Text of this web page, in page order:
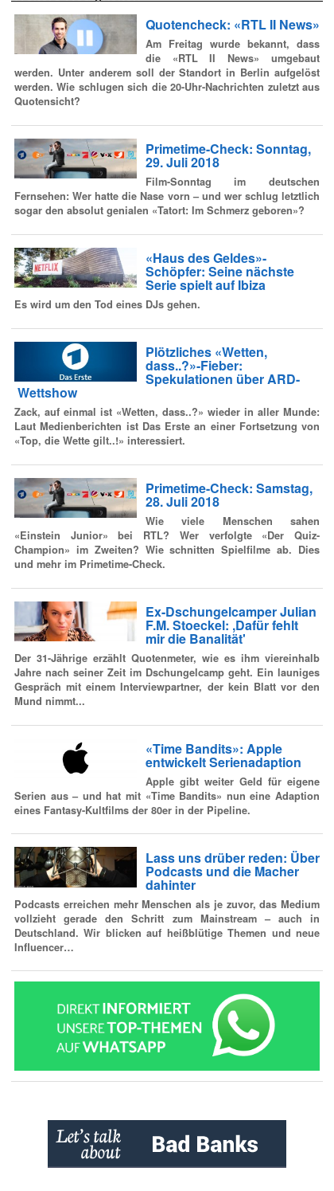
Quotencheck: «RTL II News»
Am Freitag wurde bekannt, dass
die «RTL II News» umgebaut
werden. Unter anderem soll der Standort in Berlin aufgelöst
werden. Wie schlugen sich die 20-Uhr-Nachrichten zuletzt aus
Quotensicht?
Primetime-Check: Sonntag,
29. Juli 2018
Film-Sonntag im deutschen
Fernsehen: Wer hatte die Nase vorn – und wer schlug letztlich
sogar den absolut genialen «Tatort: Im Schmerz geboren»?
«Haus des Geldes»-
Schöpfer: Seine nächste
Serie spielt auf Ibiza
Es wird um den Tod eines DJs gehen.
Plötzliches «Wetten,
dass..?»-Fieber:
Spekulationen über ARD-
Wettshow
Zack, auf einmal ist «Wetten, dass..?» wieder in aller Munde:
Laut Medienberichten ist Das Erste an einer Fortsetzung von
«Top, die Wette gilt..!» interessiert.
Primetime-Check: Samstag,
28. Juli 2018
Wie viele Menschen sahen
«Einstein Junior» bei RTL? Wer verfolgte «Der Quiz-
Champion» im Zweiten? Wie schnitten Spielfilme ab. Dies
und mehr im Primetime-Check.
Ex-Dschungelcamper Julian
F.M. Stoeckel: ,Dafür fehlt
mir die Banalität'
Der 31-Jährige erzählt Quotenmeter, wie es ihm viereinhalb
Jahre nach seiner Zeit im Dschungelcamp geht. Ein launiges
Gespräch mit einem Interviewpartner, der kein Blatt vor den
Mund nimmt...
«Time Bandits»: Apple
entwickelt Serienadaption
Apple gibt weiter Geld für eigene
Serien aus – und hat mit «Time Bandits» nun eine Adaption
eines Fantasy-Kultfilms der 80er in der Pipeline.
Lass uns drüber reden: Über
Podcasts und die Macher
dahinter
Podcasts erreichen mehr Menschen als je zuvor, das Medium
vollzieht gerade den Schritt zum Mainstream – auch in
Deutschland. Wir blicken auf heißblütige Themen und neue
Influencer…